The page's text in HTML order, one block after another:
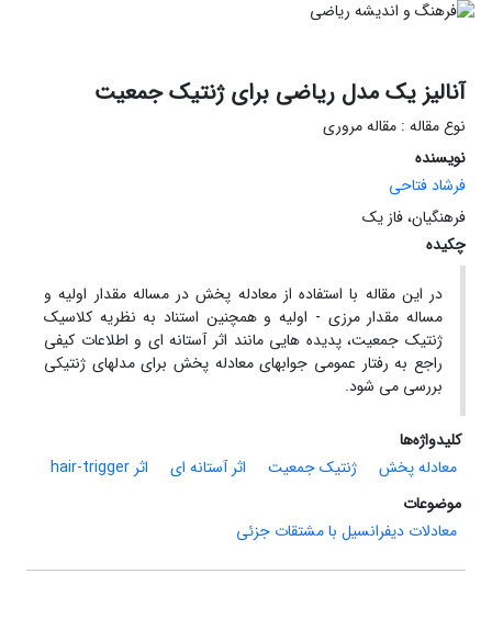
آنالیز یک مدل ریاضی برای ژنتیک جمعیت
نوع مقاله : مقاله مروری
نویسنده
فرشاد فتاحی
فرهنگیان، فاز یک
چکیده
در این مقاله با استفاده از معادله پخش در مساله مقدار اولیه و
مساله مقدار مرزی - اولیه و همچنین استناد به نظریه کلاسیک
ژنتیک جمعیت، پدیده هایی مانند اثر آستانه ای و اطلاعات کیفی
راجع به رفتار عمومی جوابهای معادله پخش برای مدلهای ژنتیکی
بررسی می شود.
کلیدواژه‌ها
معادله پخش
ژنتیک جمعیت اثر آستانه ای
اثر hair-trigger
موضوعات
معادلات دیفرانسیل با مشتقات جزئی